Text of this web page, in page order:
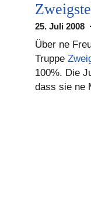
25. Juli 2008
Über ne
Truppe
100%. Die
dass sie ne